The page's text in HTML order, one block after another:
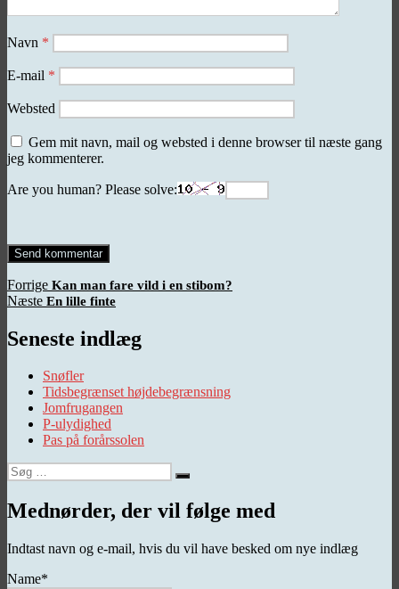
Navn *
E-mail *
Websted
Gem mit navn, mail og websted i denne browser til næste gang
jeg kommenterer.
Are you human? Please solve:
Indlægsnavigation
Forrige Forrige
indlæg:
Kan man fare vild i en stibom?
Næste Næste
En lille finte
Seneste indlæg
Snøfler
Tidsbegrænset højdebegrænsning
Jomfrugangen
P-ulydighed
Pas på forårssolen
Søg
efter:
Søg
Mednørder, der vil følge med
Indtast navn og e-mail, hvis du vil have besked om nye indlæg
Name*